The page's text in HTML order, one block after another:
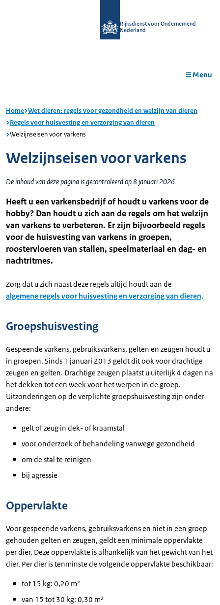
Rijksdienst voor Ondernemend
Nederland
Menu
Home Wet dieren: regels voor gezondheid en welzijn van dieren
Regels voor huisvesting en verzorging van dieren
Welzijnseisen voor varkens
Welzijnseisen voor varkens
De inhoud van deze pagina is gecontroleerd op 8 januari 2026
Heeft u een varkensbedrijf of houdt u varkens voor de
hobby? Dan houdt u zich aan de regels om het welzijn
van varkens te verbeteren. Er zijn bijvoorbeeld regels
voor de huisvesting van varkens in groepen,
roostervloeren van stallen, speelmateriaal en dag- en
nachtritmes.
Zorg dat u zich naast deze regels altijd houdt aan de
algemene regels voor huisvesting en verzorging van dieren.
Groepshuisvesting
Gespeende varkens, gebruiksvarkens, gelten en zeugen houdt u
in groepen. Sinds 1 januari 2013 geldt dit ook voor drachtige
zeugen en gelten. Drachtige zeugen plaatst u uiterlijk 4 dagen na
het dekken tot een week voor het werpen in de groep.
Uitzonderingen op de verplichte groepshuisvesting zijn onder
andere:
gelt of zeug in dek- of kraamstal
voor onderzoek of behandeling vanwege gezondheid
om de stal te reinigen
bij agressie
Oppervlakte
Voor gespeende varkens, gebruiksvarkens en niet in een groep
gehouden gelten en zeugen, geldt een minimale oppervlakte
per dier. Deze oppervlakte is afhankelijk van het gewicht van het
dier. Per dier is tenminste de volgende oppervlakte beschikbaar:
tot 15 kg: 0,20 m²
van 15 tot 30 kg: 0,30 m²